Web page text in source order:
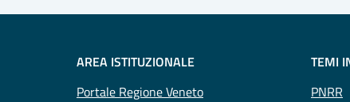
AREA ISTITUZIONALE
Portale Regione Veneto
TEMI
PNRR